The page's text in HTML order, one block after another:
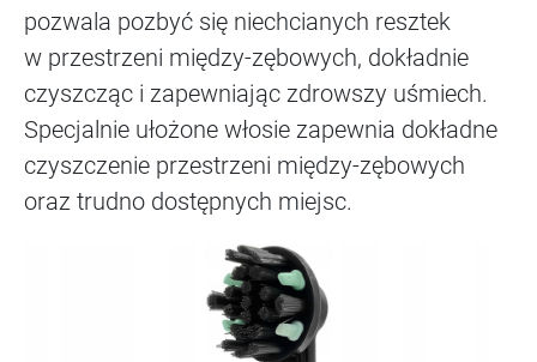
pozwala pozbyć się niechcianych resztek
w przestrzeni między-zębowych, dokładnie
czyszcząc i zapewniając zdrowszy uśmiech.
Specjalnie ułożone włosie zapewnia dokładne
czyszczenie przestrzeni między-zębowych
oraz trudno dostępnych miejsc.